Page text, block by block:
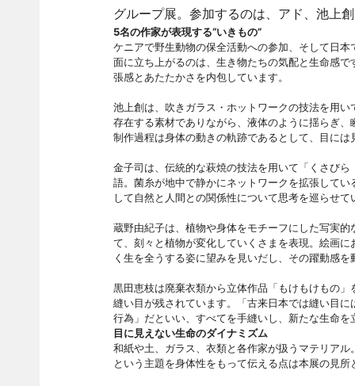
グループ展。参加するのは、アド、池上
5名の作家が表現する“いきもの”
ケニアで野生動物の保全活動への参加、そして日
面に立ち上がるのは、生き物たちの気配と生命感
張感とあたたかさを内包しています。
池上創は、吹きガラス・ホットワークの技法を用
存在する素材でありながら、液体のように揺らぎ
制作過程は身体の動きの軌跡であるとして、目に
金子司は、伝統的な萩焼の技法を用いて「くさび
語。菌糸が地中で静かにネットワークを拡張して
して自然と人間との関係性について思考を巡らせて
蔵野由紀子は、植物や身体をモチーフにした写実
て、刻々と植物が変化していくさまを表現。絵画
く生を全うする姿に望みを見いだし、その躍動感
黒田恵枝は廃棄衣類から立体作品「もけもけもの
縫い目が残されています。「古来日本では縫い目
行為」だといい、すべてを手縫いし、新たな生命を
目に見えない生命のダイナミズム
和紙や土、ガラス、衣類と各作家が扱うマテリア
という主題を身体性をもって伝える点は本展の見所